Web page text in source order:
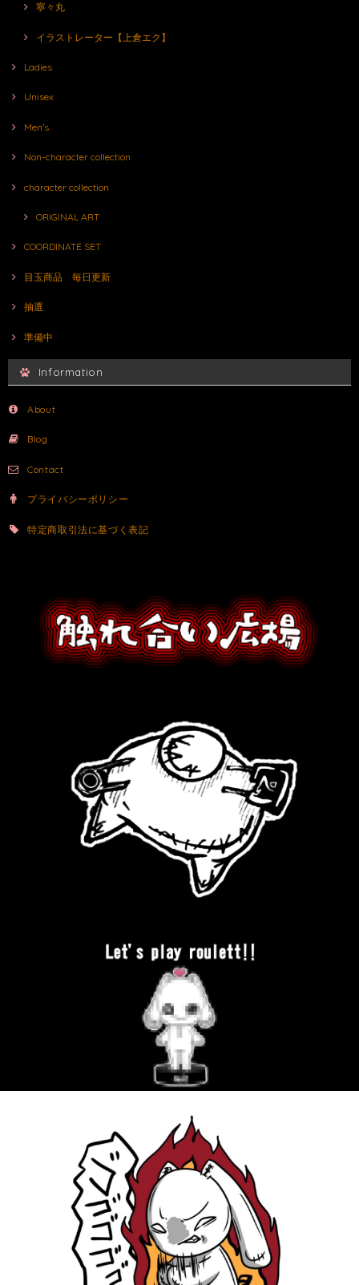
寧々丸
イラストレーター【上倉エク】
Ladies
Unisex
Men's
Non-character collection
character collection
ORIGINAL ART
COORDINATE SET
目玉商品 毎日更新
抽選
準備中
Information
About
Blog
Contact
プライバシーポリシー
特定商取引法に基づく表記